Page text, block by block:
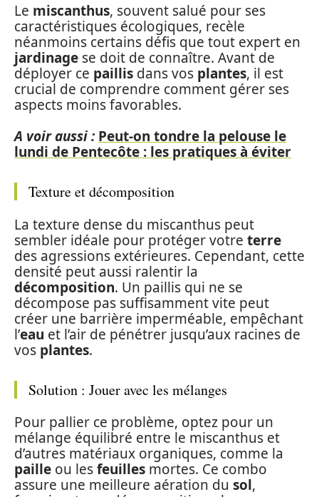
Le miscanthus, souvent salué pour ses
caractéristiques écologiques, recèle
néanmoins certains défis que tout expert en
jardinage se doit de connaître. Avant de
déployer ce paillis dans vos plantes, il est
crucial de comprendre comment gérer ses
aspects moins favorables.
A voir aussi : Peut-on tondre la pelouse le
lundi de Pentecôte : les pratiques à éviter
Texture et décomposition
La texture dense du miscanthus peut
sembler idéale pour protéger votre terre
des agressions extérieures. Cependant, cette
densité peut aussi ralentir la
décomposition. Un paillis qui ne se
décompose pas suffisamment vite peut
créer une barrière imperméable, empêchant
l’eau et l’air de pénétrer jusqu’aux racines de
vos plantes.
Solution : Jouer avec les mélanges
Pour pallier ce problème, optez pour un
mélange équilibré entre le miscanthus et
d’autres matériaux organiques, comme la
paille ou lesfeuilles mortes. Ce combo
assure une meilleure aération du sol,